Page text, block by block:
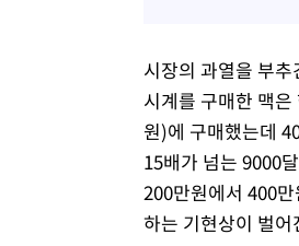
시장의 과열을 부
시계를 구매한 맥
원)에 구매했는데
15배가 넘는 9000
200만원에서 400
하는 기현상이 벌어